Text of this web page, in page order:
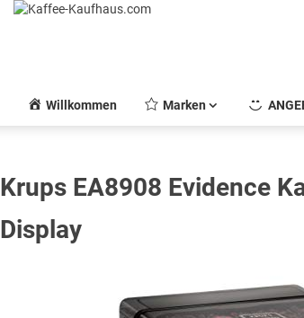
Willkommen Marken
Krups EA8908 Evidence
Display